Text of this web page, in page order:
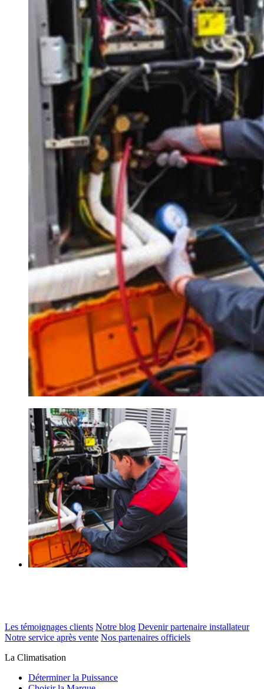
Les témoignages clients Notre blog Devenir partenaire installateur
Notre service après vente Nos partenaires officiels
La Climatisation
Déterminer la Puissance